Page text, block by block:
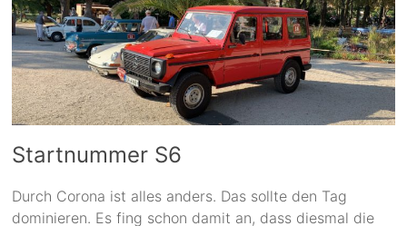
Startnummer S6
Durch Corona ist alles anders. Das sollte den Tag
dominieren. Es fing schon damit an, dass diesmal die